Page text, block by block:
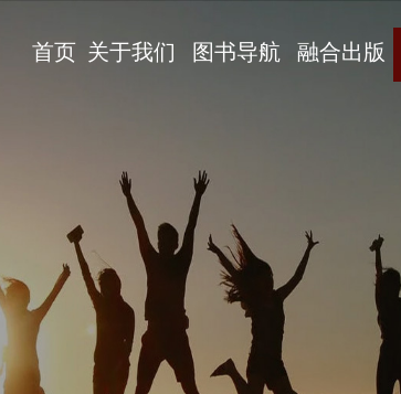
首页 关于我们 图书导航 融合出版